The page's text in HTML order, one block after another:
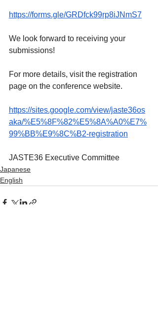
https://forms.gle/GRDfck99rp8iJNmS7
We look forward to receiving your
submissions!
For more details, visit the registration
page on the conference website.
https://sites.google.com/view/jaste36os
aka/%E5%8F%82%E5%8A%A0%E7%
99%BB%E9%8C%B2-registration
JASTE36 Executive Committee
Japanese
English